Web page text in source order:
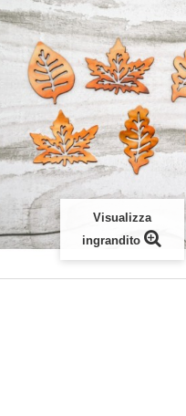
Visualizza
ingrandito